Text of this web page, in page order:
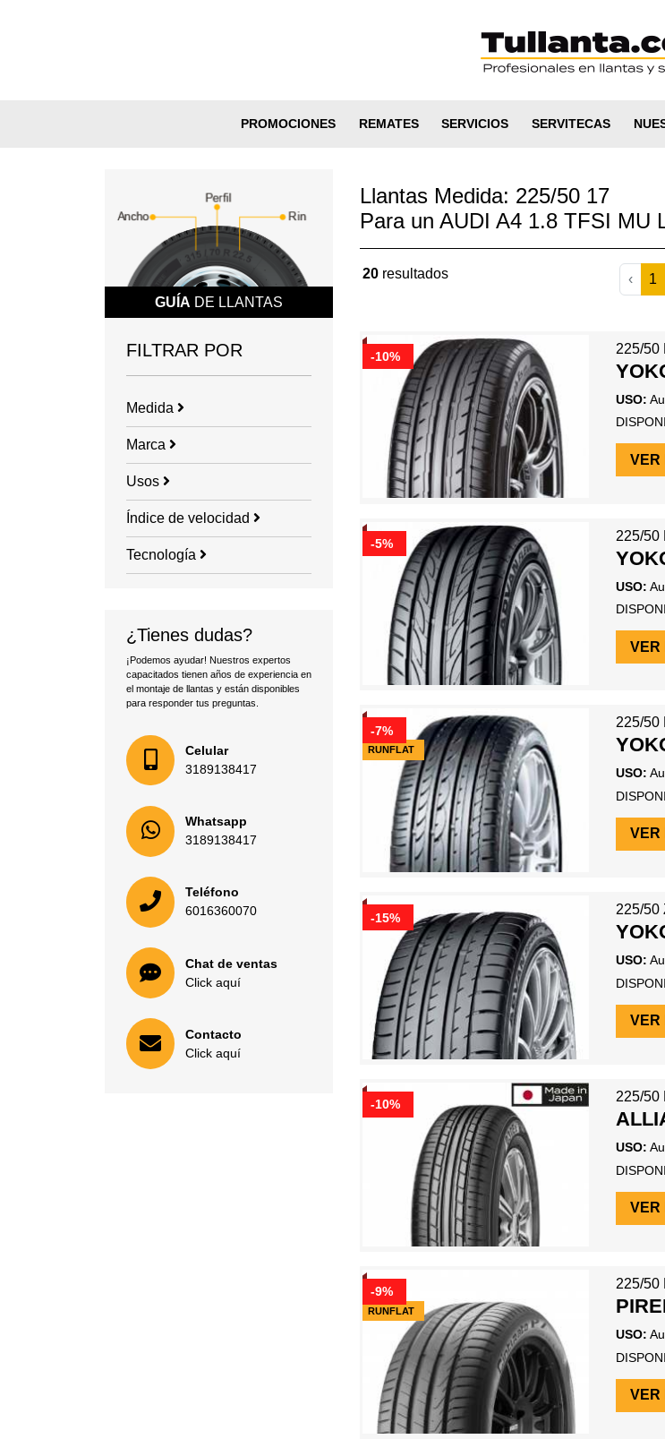
PROMOCIONES REMATES SERVICIOS SERVITECAS
GUÍA DE LLANTAS
FILTRAR POR
Medida
Marca
Usos
Índice de velocidad
Tecnología
¿Tienes dudas?
¡Podemos ayudar! Nuestros expertos
capacitados tienen años de experiencia en
el montaje de llantas y están disponibles
para responder tus preguntas.
Celular
3189138417
Whatsapp
3189138417
Teléfono
6016360070
Chat de ventas
Click aquí
Contacto
Click aquí
Llantas Medida: 225/50 17
Para un AUDI A4 1.8 TFSI MU
20 resultados ‹ 1
-10%
225/50
USO:
VER
-5%
225/50
USO:
VER
RUNFLAT
-7%
225/50
USO:
VER
-15%
225/50
USO:
VER
-10%
225/50
USO:
VER
RUNFLAT
-9%
225/50
USO:
VER